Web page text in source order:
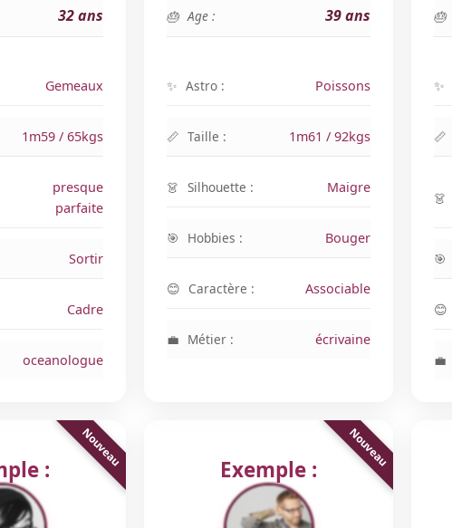
32 ans
Gemeaux
1m59 / 65kgs
presque
parfaite
Sortir
Cadre
oceanologue
Age : 39 ans
Astro : Poissons
Taille : 1m61 / 92kgs
Silhouette : Maigre
Hobbies : Bouger
Caractère : Associable
Métier : écrivaine
: Exemple :